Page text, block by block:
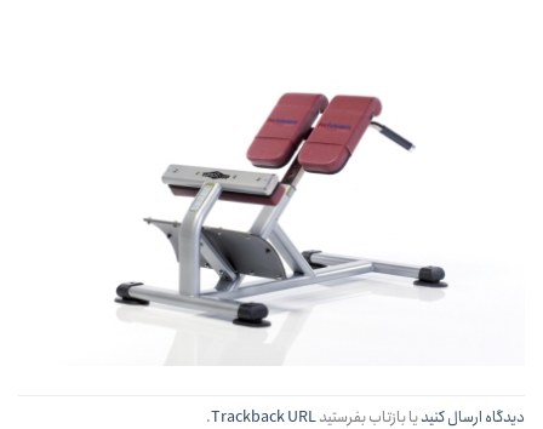
دیدگاه ارسال کنیدیا بازتاب بفرستیدTrackback URL
.